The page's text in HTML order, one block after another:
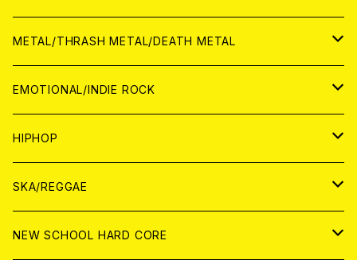
ANALOG
CD
ANALOG
CD
ANALOG
WORLD
CD
ANALOG
JAPAN
CD
ANALOG
WORLD
CD
ANALOG
METAL/THRASH METAL/DEATH METAL
JAPAN
CD
ANALOG
WORLD
ANALOG
CD
EMOTIONAL/INDIE ROCK
JAPAN
CD
ANALOG
WORLD
CD
HIPHOP
JAPAN
CD
WORLD
SKA/REGGAE
JAPAN
NEW SCHOOL HARD CORE